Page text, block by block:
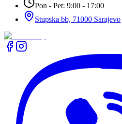
Pon - Pet: 9:00 - 17:00
Stupska bb, 71000 Sarajevo